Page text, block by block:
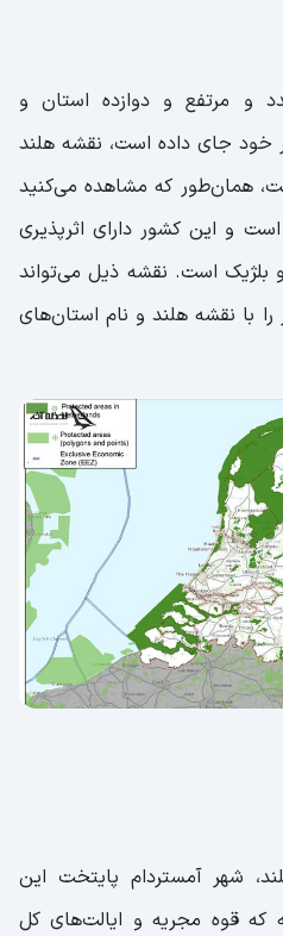
و مرتفع و دوازده استان و
جای داده است، نقشه هلند
همان‌طور که مشاهده می‌کنید
و این کشور دارای اثرپذیری
و بلژیک است. نقشه ذیل می‌تواند
با نقشه هلند و نام استان‌های
شهر آمستردام پایتخت این
قوه مجریه و ایالت‌های کل